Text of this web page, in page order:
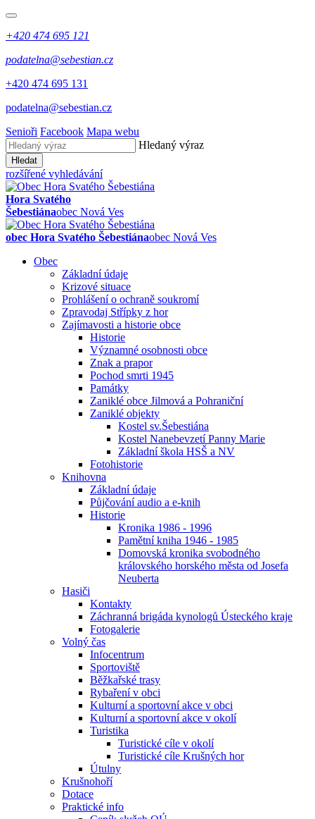
+420 474 695 121
podatelna@sebestian.cz
+420 474 695 131
podatelna@sebestian.cz
Senioři Facebook Mapa webu
Hledaný výraz
Hledat
rozšířené vyhledávání
Hora Svatého
Šebestiánaobec Nová Ves
obec Hora Svatého Šebestiánaobec Nová Ves
Obec
Základní údaje
Krizové situace
Prohlášení o ochraně soukromí
Zpravodaj Střípky z hor
Zajímavosti a historie obce
Historie
Významné osobnosti obce
Znak a prapor
Pochod smrti 1945
Památky
Zaniklé obce Jilmová a Pohraniční
Zaniklé objekty
Kostel sv.Šebestiána
Kostel Nanebevzetí Panny Marie
Základní škola HSŠ a NV
Fotohistorie
Knihovna
Základní údaje
Půjčování audio a e-knih
Historie
Kronika 1986 - 1996
Pamětní kniha 1946 - 1985
Domovská kronika svobodného
královského horského města od Josefa
Neuberta
Hasiči
Kontakty
Záchranná brigáda kynologů Ústeckého kraje
Fotogalerie
Volný čas
Infocentrum
Sportoviště
Běžkařské trasy
Rybaření v obci
Kulturní a sportovní akce v obci
Kulturní a sportovní akce v okolí
Turistika
Turistické cíle v okolí
Turistické cíle Krušných hor
Útulny
Krušnohoří
Dotace
Praktické info